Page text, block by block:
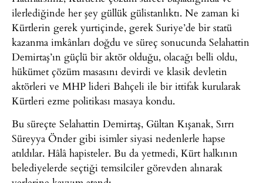
ilerlediğinde her şey güllük gülistanlıktı. Ne zaman ki
Kürtlerin gerek yurtiçinde, gerek Suriye’de bir statü
kazanma imkânları doğdu ve süreç sonucunda Selahattin
Demirtaş’ın güçlü bir aktör olduğu, olacağı belli oldu,
hükümet çözüm masasını devirdi ve klasik devletin
aktörleri ve MHP lideri Bahçeli ile bir ittifak kurularak
Kürtleri ezme politikası masaya kondu.
Bu süreçte Selahattin Demirtaş, Gültan Kışanak, Sırrı
Süreyya Önder gibi isimler siyasi nedenlerle hapse
atıldılar. Hâlâ hapisteler. Bu da yetmedi, Kürt halkının
belediyelerde seçtiği temsilciler görevden alınarak